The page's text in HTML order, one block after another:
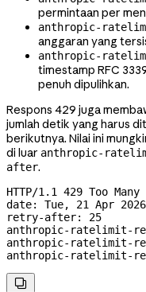
permintaan per
anthropic-
anggaran yang
anthropic-
timestamp RFC
penuh dipulihkan.
Respons 429 juga
jumlah detik yang harus
berikutnya. Nilai ini
di luar anthropic-
after.
HTTP/1.1 429 Too Many
date:
Tue, 21 Apr
retry-after:
25
anthropic-ratelimit-
anthropic-ratelimit-
anthropic-ratelimit-
